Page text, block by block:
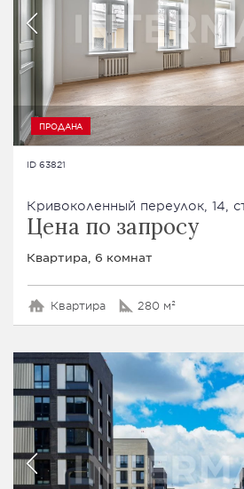
ПРОДАНА
ID 63821
Кривоколенный переулок, 14,
Цена по запросу
Квартира, 6 комнат
Квартира 280 м²